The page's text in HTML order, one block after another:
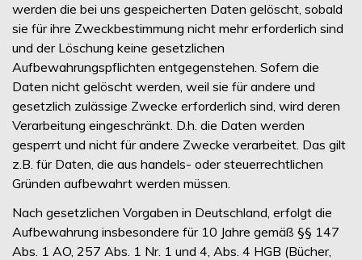
werden die bei uns gespeicherten Daten gelöscht, sobald
sie für ihre Zweckbestimmung nicht mehr erforderlich sind
und der Löschung keine gesetzlichen
Aufbewahrungspflichten entgegenstehen. Sofern die
Daten nicht gelöscht werden, weil sie für andere und
gesetzlich zulässige Zwecke erforderlich sind, wird deren
Verarbeitung eingeschränkt. D.h. die Daten werden
gesperrt und nicht für andere Zwecke verarbeitet. Das gilt
z.B. für Daten, die aus handels- oder steuerrechtlichen
Gründen aufbewahrt werden müssen.
Nach gesetzlichen Vorgaben in Deutschland, erfolgt die
Aufbewahrung insbesondere für 10 Jahre gemäß §§ 147
Abs. 1 AO, 257 Abs. 1 Nr. 1 und 4, Abs. 4 HGB (Bücher,